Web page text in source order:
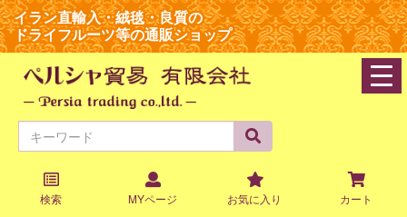
イラン直輸入・絨毯・良質の
ドライフルーツ等の通販ショップ
検索 MYページ お気に入り カート